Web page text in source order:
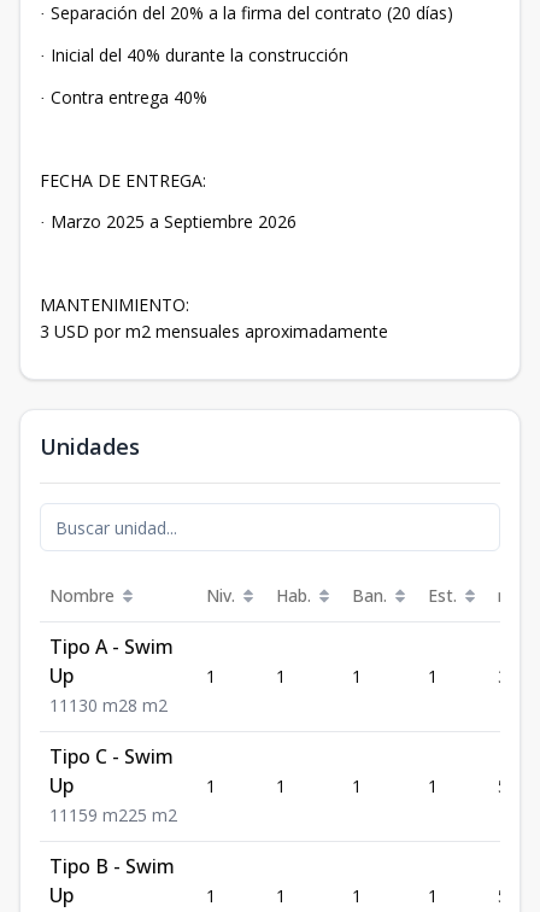
· Separación del 20% a la firma del contrato (20 días)
· Inicial del 40% durante la construcción
· Contra entrega 40%
FECHA DE ENTREGA:
· Marzo 2025 a Septiembre 2026
MANTENIMIENTO:
3 USD por m2 mensuales aproximadamente
Unidades
Nombre Niv. Hab. Ban. Est. m²
Tipo A - Swim
Up
1 1 1 30 m28 m2
1 1 1 1 30
Tipo C - Swim
Up
1 1 1 59 m225 m2
1 1 1 1 59
Tipo B - Swim
Up
1 1 1 1 53